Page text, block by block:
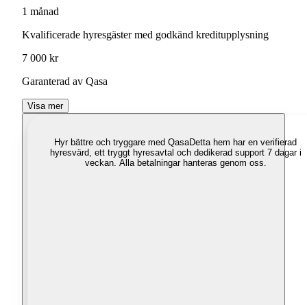
1 månad
Kvalificerade hyresgäster med godkänd kreditupplysning
7 000 kr
Garanterad av Qasa
Visa mer
Hyr bättre och tryggare med QasaDetta hem har en verifierad
hyresvärd, ett tryggt hyresavtal och dedikerad support 7 dagar i
veckan. Alla betalningar hanteras genom oss.